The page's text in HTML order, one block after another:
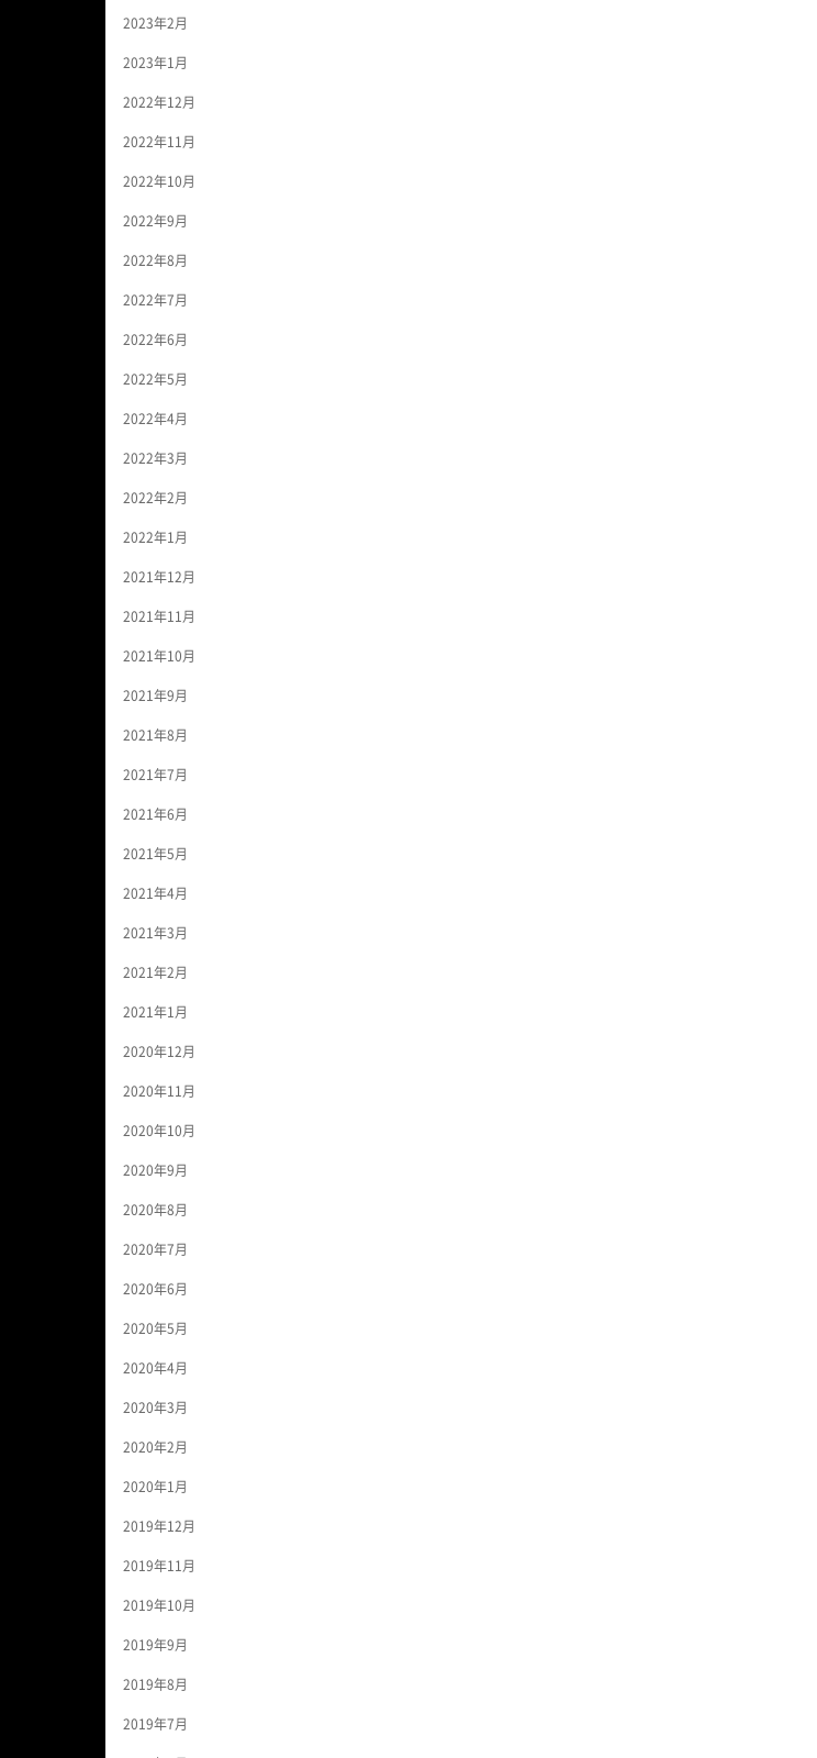
2023年2月
2023年1月
2022年12月
2022年11月
2022年10月
2022年9月
2022年8月
2022年7月
2022年6月
2022年5月
2022年4月
2022年3月
2022年2月
2022年1月
2021年12月
2021年11月
2021年10月
2021年9月
2021年8月
2021年7月
2021年6月
2021年5月
2021年4月
2021年3月
2021年2月
2021年1月
2020年12月
2020年11月
2020年10月
2020年9月
2020年8月
2020年7月
2020年6月
2020年5月
2020年4月
2020年3月
2020年2月
2020年1月
2019年12月
2019年11月
2019年10月
2019年9月
2019年8月
2019年7月